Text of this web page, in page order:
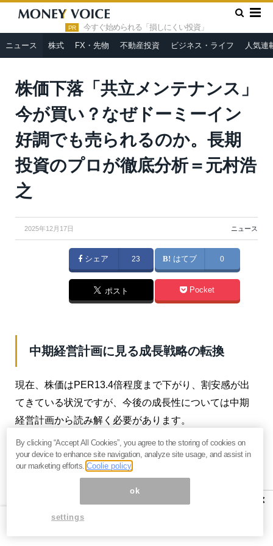
PR 今すぐ始められる「損しにくい投資」
ニュース 株式 FX・先物 不動産投資 ビジネス・ライフ 人気連
HOME » ニュース »
株価下落「共立メンテナンス」今が買い？
なぜドーミーイン好調でも売られるのか。長期投資のプロが徹底分
株価下落「共立メンテナンス」
今が買い？なぜドーミーイン
好調でも売られるのか。長期
投資のプロが徹底分析＝元村浩
之
2025年12月17日 ニュース
シェア 23 はてブ 0
ポスト Pocket
中期経営計画に見る成長戦略の転換
現在、株価はPER13.4倍程度まで下がり、割安感が出
てきている状況ですが、今後の成長性については中期
経営計画から読み解く必要があります。
＜リゾート事業を新たな成長軸に＞
同社は2028年3月期に売上高2,800億円、営業利益280
×
By clicking “Accept All Cookies”, you agree to the storing of cookies on
your device to enhance site navigation, analyze site usage, and assist in
our marketing efforts.Coolie policy
ok
settings